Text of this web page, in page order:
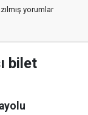
yorumlar
bilet